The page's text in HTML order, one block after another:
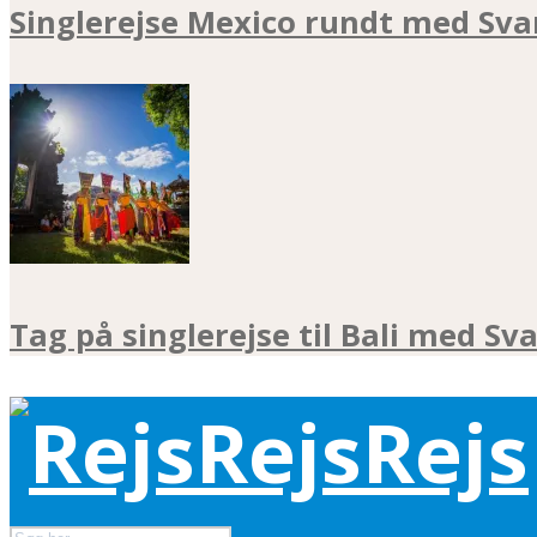
Singlerejse Mexico rundt med
Tag på singlerejse til Bali med